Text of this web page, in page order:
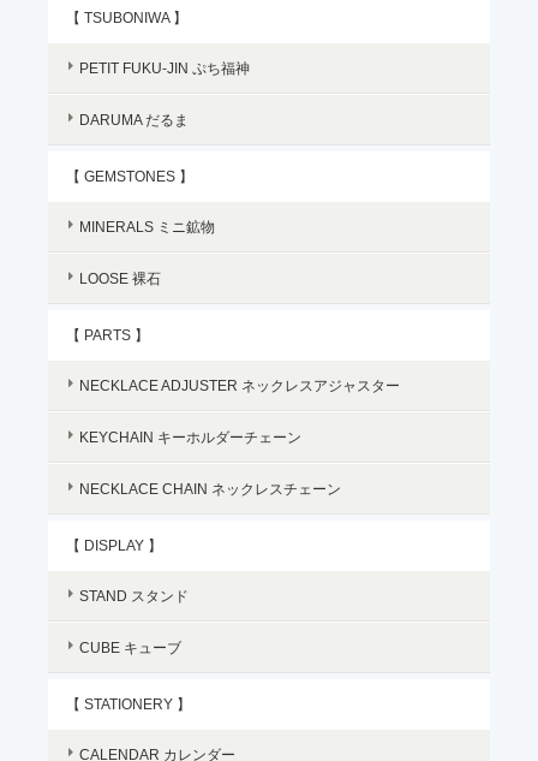
【 TSUBONIWA 】
PETIT FUKU-JIN ぷち福神
DARUMA だるま
【 GEMSTONES 】
MINERALS ミニ鉱物
LOOSE 裸石
【 PARTS 】
NECKLACE ADJUSTER ネックレスアジャスター
KEYCHAIN キーホルダーチェーン
NECKLACE CHAIN ネックレスチェーン
【 DISPLAY 】
STAND スタンド
CUBE キューブ
【 STATIONERY 】
CALENDAR カレンダー